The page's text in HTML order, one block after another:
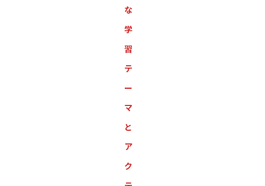
な
学
習
テ
ー
マ
と
ア
ク